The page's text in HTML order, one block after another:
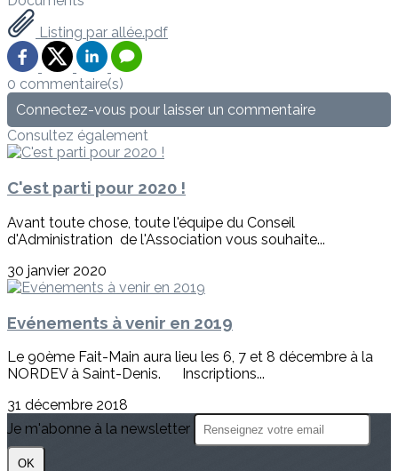
Listing par allée.pdf
0 commentaire(s)
Connectez-vous pour laisser un commentaire
Consultez également
C'est parti pour 2020 !
Avant toute chose, toute l'équipe du Conseil
d'Administration de l'Association vous souhaite...
30 janvier 2020
Evénements à venir en 2019
Le 90ème Fait-Main aura lieu les 6, 7 et 8 décembre à la
NORDEV à Saint-Denis. Inscriptions...
31 décembre 2018
Je m'abonne à la newsletter
OK